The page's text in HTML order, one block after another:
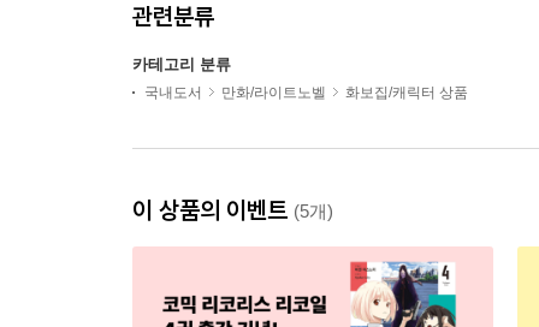
관련분류
카테고리 분류
국내도서 만화/라이트노벨 화보집/캐릭터 상품
이 상품의 이벤트 (5개)